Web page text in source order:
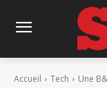
Accueil Tech Une